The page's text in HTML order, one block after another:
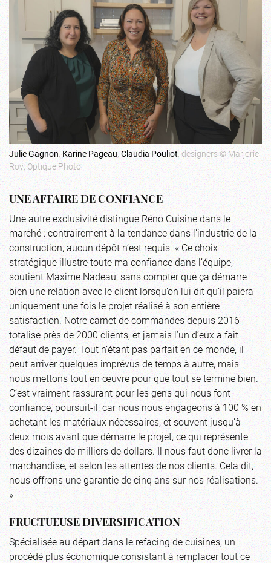
Julie Gagnon,Karine Pageau,Claudia Pouliot, designers © Marjorie
Roy, Optique Photo
UNE AFFAIRE DE CONFIANCE
Une autre exclusivité distingue Réno Cuisine dans le
marché : contrairement à la tendance dans l’industrie de la
construction, aucun dépôt n’est requis. « Ce choix
stratégique illustre toute ma confiance dans l’équipe,
soutient Maxime Nadeau, sans compter que ça démarre
bien une relation avec le client lorsqu’on lui dit qu’il paiera
uniquement une fois le projet réalisé à son entière
satisfaction. Notre carnet de commandes depuis 2016
totalise près de 2000 clients, et jamais l’un d’eux a fait
défaut de payer. Tout n’étant pas parfait en ce monde, il
peut arriver quelques imprévus de temps à autre, mais
nous mettons tout en œuvre pour que tout se termine bien.
C’est vraiment rassurant pour les gens qui nous font
confiance, poursuit-il, car nous nous engageons à 100 % en
achetant les matériaux nécessaires, et souvent jusqu’à
deux mois avant que démarre le projet, ce qui représente
des dizaines de milliers de dollars. Il nous faut donc livrer la
marchandise, et selon les attentes de nos clients. Cela dit,
nous offrons une garantie de cinq ans sur nos réalisations.
»
FRUCTUEUSE DIVERSIFICATION
Spécialisée au départ dans le refacing de cuisines, un
procédé plus économique consistant à remplacer tout ce